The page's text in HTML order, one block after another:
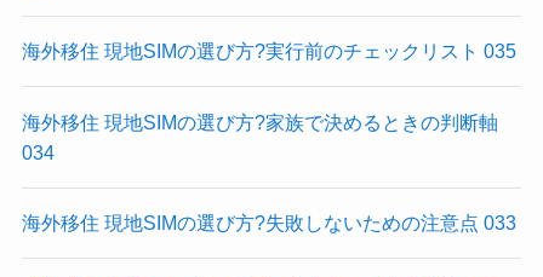
海外移住 現地SIMの選び方?実行前のチェックリスト 035
海外移住 現地SIMの選び方?家族で決めるときの判断軸
034
海外移住 現地SIMの選び方?失敗しないための注意点 033